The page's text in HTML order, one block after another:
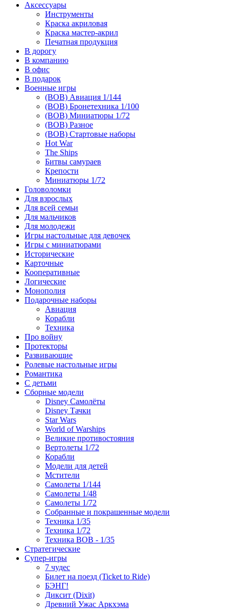
Аксессуары
Инструменты
Краска акриловая
Краска мастер-акрил
Печатная продукция
В дорогу
В компанию
В офис
В подарок
Военные игры
(ВОВ) Авиация 1/144
(ВОВ) Бронетехника 1/100
(ВОВ) Миниатюры 1/72
(ВОВ) Разное
(ВОВ) Стартовые наборы
Hot War
The Ships
Битвы самураев
Крепости
Миниатюры 1/72
Головоломки
Для взрослых
Для всей семьи
Для мальчиков
Для молодежи
Игры настольные для девочек
Игры с миниатюрами
Исторические
Карточные
Кооперативные
Логические
Монополия
Подарочные наборы
Авиация
Корабли
Техника
Про войну
Протекторы
Развивающие
Ролевые настольные игры
Романтика
С детьми
Сборные модели
Disney Самолёты
Disney Тачки
Star Wars
World of Warships
Великие противостояния
Вертолеты 1/72
Корабли
Модели для детей
Мстители
Самолеты 1/144
Самолеты 1/48
Самолеты 1/72
Собранные и покрашенные модели
Техника 1/35
Техника 1/72
Техника ВОВ - 1/35
Стратегические
Супер-игры
7 чудес
Билет на поезд (Ticket to Ride)
БЭНГ!
Диксит (Dixit)
Древний Ужас Аркхэма